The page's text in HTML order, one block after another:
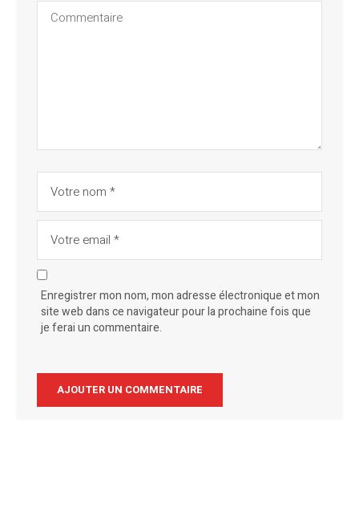
Enregistrer mon nom, mon adresse électronique et mon
site web dans ce navigateur pour la prochaine fois que
je ferai un commentaire.